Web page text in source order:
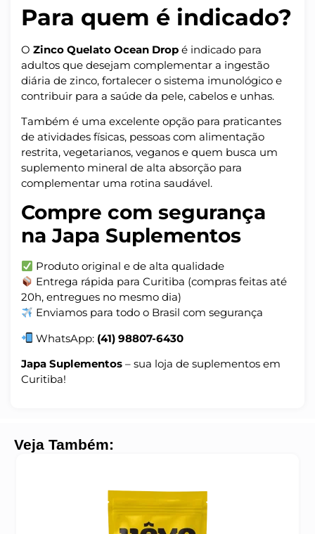
Para quem é indicado?
O Zinco Quelato Ocean Drop é indicado para
adultos que desejam complementar a ingestão
diária de zinco, fortalecer o sistema imunológico e
contribuir para a saúde da pele, cabelos e unhas.
Também é uma excelente opção para praticantes
de atividades físicas, pessoas com alimentação
restrita, vegetarianos, veganos e quem busca um
suplemento mineral de alta absorção para
complementar uma rotina saudável.
Compre com segurança
na Japa Suplementos
Produto original e de alta qualidade
Entrega rápida para Curitiba (compras feitas até
20h, entregues no mesmo dia)
Enviamos para todo o Brasil com segurança
WhatsApp: (41) 98807-6430
Japa Suplementos – sua loja de suplementos em
Curitiba!
Veja Também: